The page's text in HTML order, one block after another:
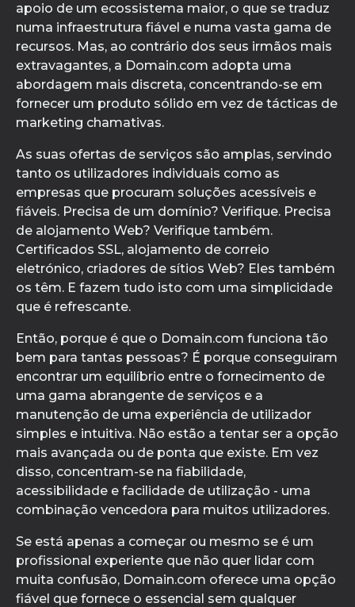
apoio de um ecossistema maior, o que se traduz
numa infraestrutura fiável e numa vasta gama de
recursos. Mas, ao contrário dos seus irmãos mais
extravagantes, a Domain.com adopta uma
abordagem mais discreta, concentrando-se em
fornecer um produto sólido em vez de tácticas de
marketing chamativas.
As suas ofertas de serviços são amplas, servindo
tanto os utilizadores individuais como as
empresas que procuram soluções acessíveis e
fiáveis. Precisa de um domínio? Verifique. Precisa
de alojamento Web? Verifique também.
Certificados SSL, alojamento de correio
eletrónico, criadores de sítios Web? Eles também
os têm. E fazem tudo isto com uma simplicidade
que é refrescante.
Então, porque é que o Domain.com funciona tão
bem para tantas pessoas? É porque conseguiram
encontrar um equilíbrio entre o fornecimento de
uma gama abrangente de serviços e a
manutenção de uma experiência de utilizador
simples e intuitiva. Não estão a tentar ser a opção
mais avançada ou de ponta que existe. Em vez
disso, concentram-se na fiabilidade,
acessibilidade e facilidade de utilização - uma
combinação vencedora para muitos utilizadores.
Se está apenas a começar ou mesmo se é um
profissional experiente que não quer lidar com
muita confusão, Domain.com oferece uma opção
fiável que fornece o essencial sem qualquer